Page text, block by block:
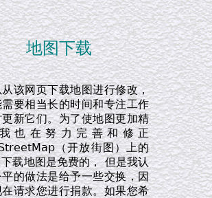
地图下载
该网页下载地图进行修改，
要相当长的时间和专注工作
新它们。为了使地图更加精
也在努力完善和修正
（开放街图）上的
载地图是免费的， 但是我认
的做法是给予一些交换，因
请求您进行捐款。如果您希